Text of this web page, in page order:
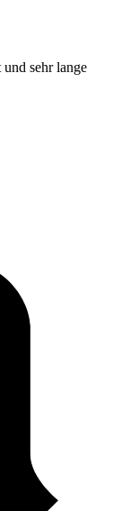
sehr lange